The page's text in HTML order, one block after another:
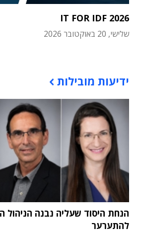
IT FOR IDF 2026
שלישי, 20 באוקטובר 2026
ידיעות מובילות
הנחת היסוד שעליה נבנה הניהול
להתערער